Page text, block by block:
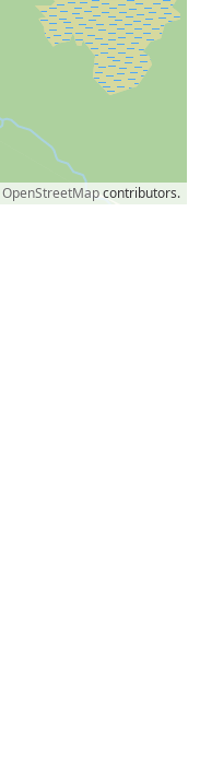
OpenStreetMapcontributors.